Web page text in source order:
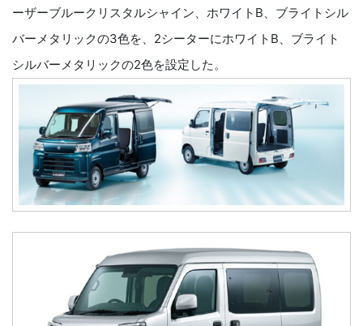
ーザーブルークリスタルシャイン、ホワイトB、ブライトシル
バーメタリックの3色を、2シーターにホワイトB、ブライト
シルバーメタリックの2色を設定した。